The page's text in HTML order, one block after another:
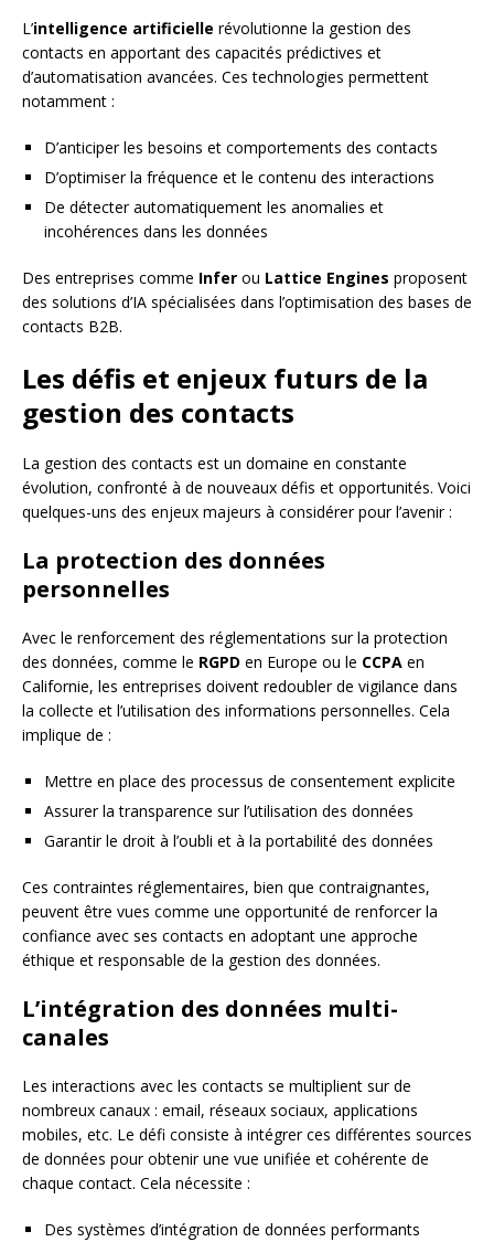
L’intelligence artificielle révolutionne la gestion des
contacts en apportant des capacités prédictives et
d’automatisation avancées. Ces technologies permettent
notamment :
D’anticiper les besoins et comportements des contacts
D’optimiser la fréquence et le contenu des interactions
De détecter automatiquement les anomalies et
incohérences dans les données
Des entreprises comme Infer ou Lattice Engines proposent
des solutions d’IA spécialisées dans l’optimisation des bases de
contacts B2B.
Les défis et enjeux futurs de la
gestion des contacts
La gestion des contacts est un domaine en constante
évolution, confronté à de nouveaux défis et opportunités. Voici
quelques-uns des enjeux majeurs à considérer pour l’avenir :
La protection des données
personnelles
Avec le renforcement des réglementations sur la protection
des données, comme le RGPD en Europe ou le CCPA en
Californie, les entreprises doivent redoubler de vigilance dans
la collecte et l’utilisation des informations personnelles. Cela
implique de :
Mettre en place des processus de consentement explicite
Assurer la transparence sur l’utilisation des données
Garantir le droit à l’oubli et à la portabilité des données
Ces contraintes réglementaires, bien que contraignantes,
peuvent être vues comme une opportunité de renforcer la
confiance avec ses contacts en adoptant une approche
éthique et responsable de la gestion des données.
L’intégration des données multi-
canales
Les interactions avec les contacts se multiplient sur de
nombreux canaux : email, réseaux sociaux, applications
mobiles, etc. Le défi consiste à intégrer ces différentes sources
de données pour obtenir une vue unifiée et cohérente de
chaque contact. Cela nécessite :
Des systèmes d’intégration de données performants